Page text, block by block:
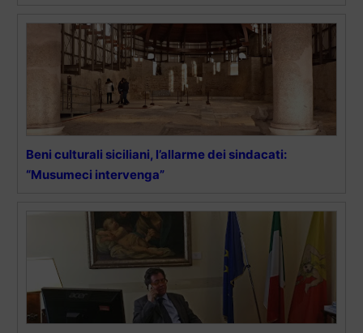
Beni culturali siciliani, l’allarme dei sindacati:
“Musumeci intervenga”